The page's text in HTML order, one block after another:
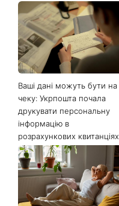
Ваші дані можуть бути на
чеку: Укрпошта почала
друкувати персональну
інформацію в
розрахункових квитанціях